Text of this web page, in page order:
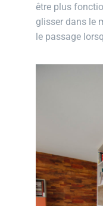
être plus
glisser dans le
le passage